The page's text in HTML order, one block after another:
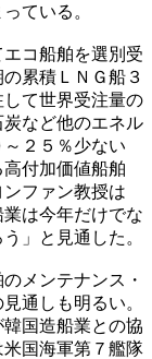
ている。
コ船舶を選別受
累積ＬＮＧ船３
て世界受注量の
など他のエネル
２５％少ない
付加価値船舶
ファン教授は
業は今年だけでな
」と見通した。
メンテナンス・
通しも明るい。
国造船業との協
国海軍第７艦隊